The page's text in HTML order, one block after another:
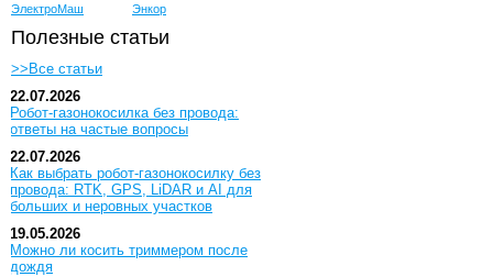
ЭлектроМаш
Энкор
Полезные статьи
>>Все статьи
22.07.2026
Робот-газонокосилка без провода:
ответы на частые вопросы
22.07.2026
Как выбрать робот-газонокосилку без
провода: RTK, GPS, LiDAR и AI для
больших и неровных участков
19.05.2026
Можно ли косить триммером после
дождя